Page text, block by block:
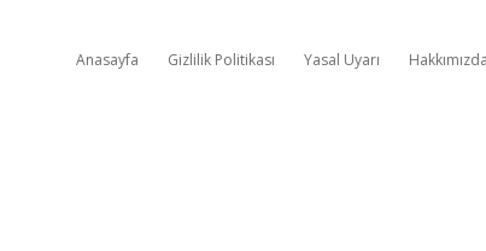
Anasayfa Gizlilik Politikası Yasal Uyarı Hakkımızda